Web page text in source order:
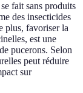
fait sans produits
des insecticides
plus, favoriser la
est une
pucerons. Selon
peut réduire
sur